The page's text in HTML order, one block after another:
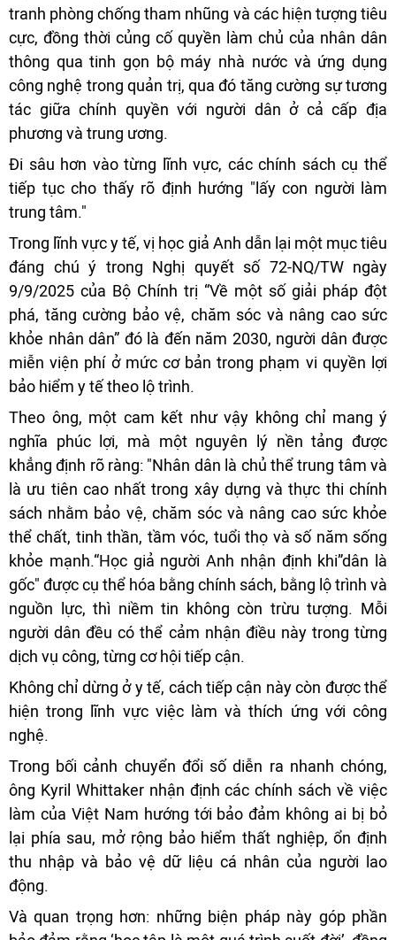
tranh phòng chống tham nhũng và các hiện tượng tiêu
cực, đồng thời củng cố quyền làm chủ của nhân dân
thông qua tinh gọn bộ máy nhà nước và ứng dụng
công nghệ trong quản trị, qua đó tăng cường sự tương
tác giữa chính quyền với người dân ở cả cấp địa
phương và trung ương.
Đi sâu hơn vào từng lĩnh vực, các chính sách cụ thể
tiếp tục cho thấy rõ định hướng "lấy con người làm
trung tâm."
Trong lĩnh vực y tế, vị học giả Anh dẫn lại một mục tiêu
đáng chú ý trong Nghị quyết số 72-NQ/TW ngày
9/9/2025 của Bộ Chính trị “Về một số giải pháp đột
phá, tăng cường bảo vệ, chăm sóc và nâng cao sức
khỏe nhân dân” đó là đến năm 2030, người dân được
miễn viện phí ở mức cơ bản trong phạm vi quyền lợi
bảo hiểm y tế theo lộ trình.
Theo ông, một cam kết như vậy không chỉ mang ý
nghĩa phúc lợi, mà một nguyên lý nền tảng được
khẳng định rõ ràng: "Nhân dân là chủ thể trung tâm và
là ưu tiên cao nhất trong xây dựng và thực thi chính
sách nhằm bảo vệ, chăm sóc và nâng cao sức khỏe
thể chất, tinh thần, tầm vóc, tuổi thọ và số năm sống
khỏe mạnh.“Học giả người Anh nhận định khi”dân là
gốc" được cụ thể hóa bằng chính sách, bằng lộ trình và
nguồn lực, thì niềm tin không còn trừu tượng. Mỗi
người dân đều có thể cảm nhận điều này trong từng
dịch vụ công, từng cơ hội tiếp cận.
Không chỉ dừng ở y tế, cách tiếp cận này còn được thể
hiện trong lĩnh vực việc làm và thích ứng với công
nghệ.
Trong bối cảnh chuyển đổi số diễn ra nhanh chóng,
ông Kyril Whittaker nhận định các chính sách về việc
làm của Việt Nam hướng tới bảo đảm không ai bị bỏ
lại phía sau, mở rộng bảo hiểm thất nghiệp, ổn định
thu nhập và bảo vệ dữ liệu cá nhân của người lao
động.
Và quan trọng hơn: những biện pháp này góp phần